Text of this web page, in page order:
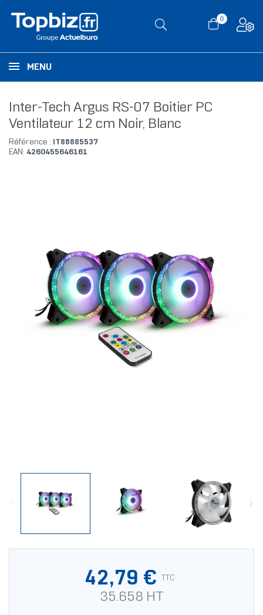
0
MENU
Inter-Tech Argus RS-07 Boitier PC
Ventilateur 12 cm Noir, Blanc
Référence :
IT88885537
EAN: 4260455646161
42,79 € TTC
35.658 HT